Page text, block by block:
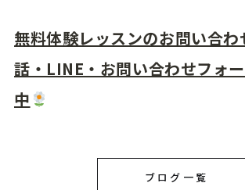
無料体験レッスンのお問い合わ
話・LINE・お問い合わせフォ
中
ブログ一覧